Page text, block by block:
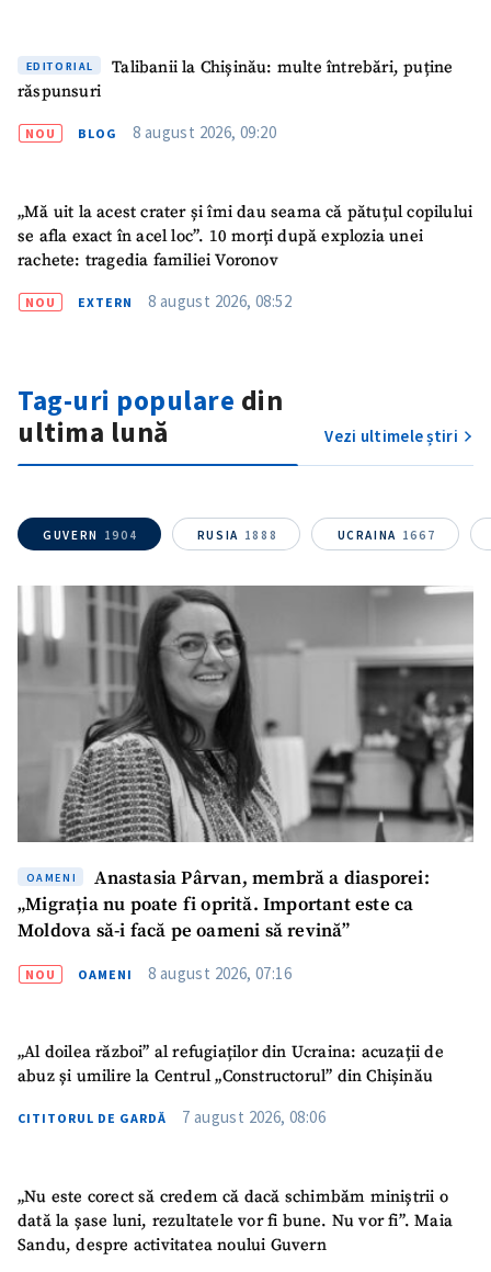
SUSȚINE
EDITORIAL
Talibanii la Chișinău: multe întrebări, puține
răspunsuri
NOU BLOG 8 august 2026, 09:20
„Mă uit la acest crater și îmi dau seama că pătuțul copilului
se afla exact în acel loc”. 10 morți după explozia unei
rachete: tragedia familiei Voronov
NOU EXTERN 8 august 2026, 08:52
Tag-uri populare din
ultima lună
Vezi ultimele știri
GUVERN 1904 RUSIA 1888 UCRAINA 1667
OAMENI
Anastasia Pârvan, membră a diasporei:
„Migrația nu poate fi oprită. Important este ca
Moldova să-i facă pe oameni să revină”
NOU OAMENI 8 august 2026, 07:16
„Al doilea război” al refugiaților din Ucraina: acuzații de
abuz și umilire la Centrul „Constructorul” din Chișinău
CITITORUL DE GARDĂ 7 august 2026, 08:06
„Nu este corect să credem că dacă schimbăm miniștrii o
dată la șase luni, rezultatele vor fi bune. Nu vor fi”. Maia
Sandu, despre activitatea noului Guvern